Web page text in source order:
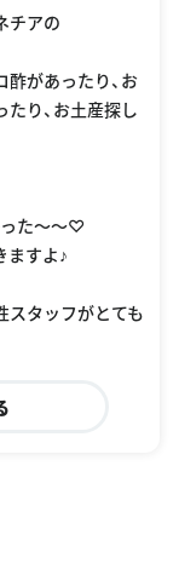
チアの
があったり、お
り、お土産探し
った〜〜♡
ますよ♪
スタッフがとても